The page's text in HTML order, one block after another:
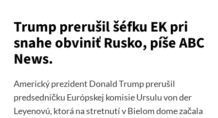
Trump prerušil šéfku EK pri
snahe obviniť Rusko, píše ABC
News.
Americký prezident Donald Trump prerušil
predsedníčku Európskej komisie Ursulu von der
Leyenovú, ktorá na stretnutí v Bielom dome začala